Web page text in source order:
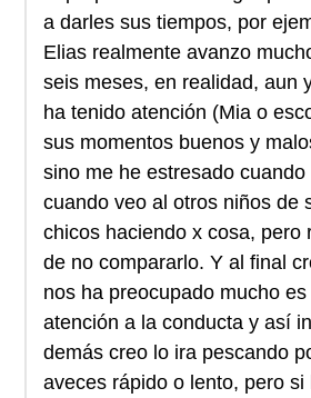
a darles sus tiempos, por
Elias realmente avanzo
seis meses, en realidad, aun
ha tenido atención (Mia o
sus momentos buenos y
sino me he estresado
cuando veo al otros niños de
chicos haciendo x cosa, pero
de no compararlo. Y al final
nos ha preocupado mucho
atención a la conducta y así
demás creo lo ira pescando
aveces rápido o lento, pero